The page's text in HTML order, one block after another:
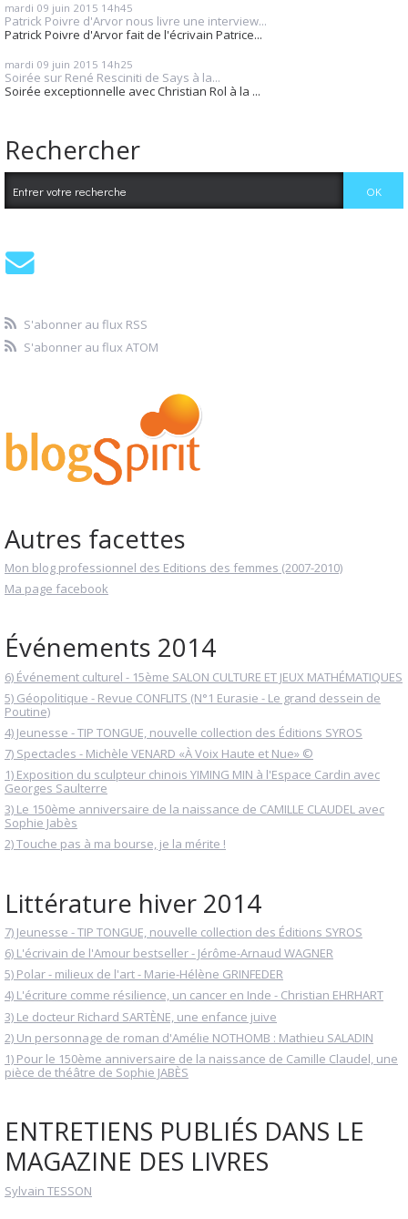
mardi 09 juin 2015 14h45
Patrick Poivre d'Arvor nous livre une interview...
Patrick Poivre d'Arvor fait de l'écrivain Patrice...
mardi 09 juin 2015 14h25
Soirée sur René Resciniti de Says à la...
Soirée exceptionnelle avec Christian Rol à la ...
Rechercher
S'abonner au flux RSS
S'abonner au flux ATOM
Autres facettes
Mon blog professionnel des Editions des femmes (2007-2010)
Ma page facebook
Événements 2014
6) Événement culturel - 15ème SALON CULTURE ET JEUX MATHÉMATIQUES
5) Géopolitique - Revue CONFLITS (N°1 Eurasie - Le grand dessein de
Poutine)
4) Jeunesse - TIP TONGUE, nouvelle collection des Éditions SYROS
7) Spectacles - Michèle VENARD «À Voix Haute et Nue» ©
1) Exposition du sculpteur chinois YIMING MIN à l'Espace Cardin avec
Georges Saulterre
3) Le 150ème anniversaire de la naissance de CAMILLE CLAUDEL avec
Sophie Jabès
2) Touche pas à ma bourse, je la mérite !
Littérature hiver 2014
7) Jeunesse - TIP TONGUE, nouvelle collection des Éditions SYROS
6) L'écrivain de l'Amour bestseller - Jérôme-Arnaud WAGNER
5) Polar - milieux de l'art - Marie-Hélène GRINFEDER
4) L'écriture comme résilience, un cancer en Inde - Christian EHRHART
3) Le docteur Richard SARTÈNE, une enfance juive
2) Un personnage de roman d'Amélie NOTHOMB : Mathieu SALADIN
1) Pour le 150ème anniversaire de la naissance de Camille Claudel, une
pièce de théâtre de Sophie JABÈS
ENTRETIENS PUBLIÉS DANS LE
MAGAZINE DES LIVRES
Sylvain TESSON